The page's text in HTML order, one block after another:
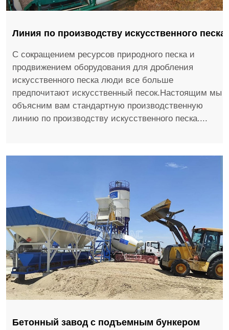
Линия по производству искусственного песка
С сокращением ресурсов природного песка и
продвижением оборудования для дробления
искусственного песка люди все больше
предпочитают искусственный песок.Настоящим мы
объясним вам стандартную производственную
линию по производству искусственного песка....
Бетонный завод с подъемным бункером